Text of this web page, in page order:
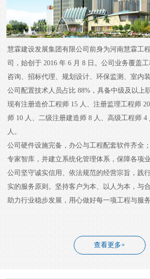
慧霖建设发展集团有限公司前身为河南慧霖工
司，始创于 2016 年 6 月 8 日。公司业务覆盖
咨询、招标代理、规划设计、环保监测、室内
公司配置技术人员占比 88%，具备中级及以上
现有注册造价工程师 15 人、注册监理工程师
师 10 人、二级注册建造师 8 人、高级工程师 4
人。
公司硬件设施完备，办公与工程配套软件齐全
专家智库，并建立系统化管理体系，保障各项
公司坚守诚实信用、依法规范的经营宗旨，践
实的服务原则。坚持客户为本、以人为本，与
助力行业稳步发展，用心做好每一项工程与服务
查看更多+